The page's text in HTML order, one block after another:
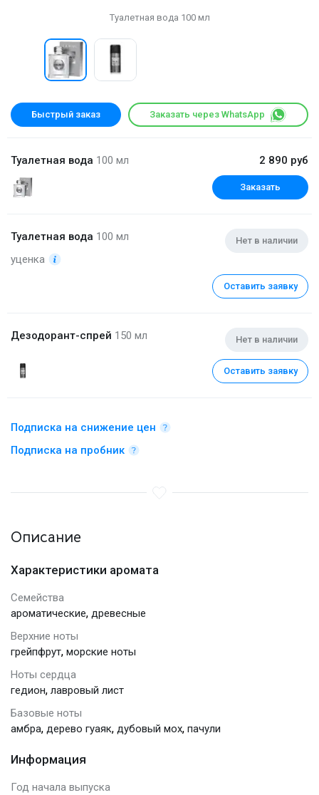
Туалетная вода 100 мл
Быстрый заказ Заказать через WhatsApp
Туалетная вода 100 мл 2 890 руб
Заказать
Туалетная вода 100 мл
уценка
Нет в наличии
Оставить заявку
Дезодорант-спрей 150 мл Нет в наличии
Оставить заявку
Подписка на снижение цен
Подписка на пробник
Описание
Характеристики аромата
Семейства
ароматические, древесные
Верхние ноты
грейпфрут, морские ноты
Ноты сердца
гедион, лавровый лист
Базовые ноты
амбра, дерево гуаяк, дубовый мох, пачули
Информация
Год начала выпуска